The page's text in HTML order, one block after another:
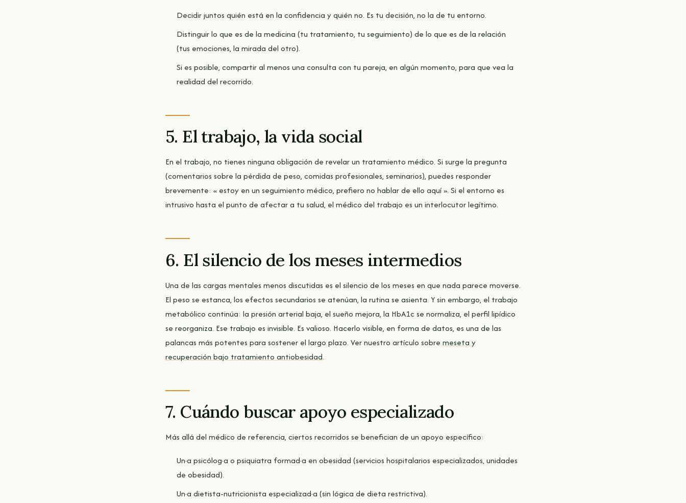
Decidir juntos quién está en la confidencia y quién no. Es tu decisión, no la de tu entorno.
Distinguir lo que es de la medicina (tu tratamiento, tu seguimiento) de lo que es de la relación
(tus emociones, la mirada del otro).
Si es posible, compartir al menos una consulta con tu pareja, en algún momento, para que vea la
realidad del recorrido.
5. El trabajo, la vida social
En el trabajo, no tienes ninguna obligación de revelar un tratamiento médico. Si surge la pregunta
(comentarios sobre la pérdida de peso, comidas profesionales, seminarios), puedes responder
brevemente: « estoy en un seguimiento médico, prefiero no hablar de ello aquí ». Si el entorno es
intrusivo hasta el punto de afectar a tu salud, el médico del trabajo es un interlocutor legítimo.
6. El silencio de los meses intermedios
Una de las cargas mentales menos discutidas es el silencio de los meses en que nada parece moverse.
El peso se estanca, los efectos secundarios se atenúan, la rutina se asienta. Y sin embargo, el trabajo
metabólico continúa: la presión arterial baja, el sueño mejora, la HbA1c se normaliza, el perfil lipídico
se reorganiza. Ese trabajo es invisible. Es valioso. Hacerlo visible, en forma de datos, es una de las
palancas más potentes para sostener el largo plazo. Ver nuestro artículo sobre meseta y
recuperación bajo tratamiento antiobesidad.
7. Cuándo buscar apoyo especializado
Más allá del médico de referencia, ciertos recorridos se benefician de un apoyo específico:
Un·a psicólog·a o psiquiatra formad·a en obesidad (servicios hospitalarios especializados, unidades
de obesidad).
Un·a dietista-nutricionista especializad·a (sin lógica de dieta restrictiva).